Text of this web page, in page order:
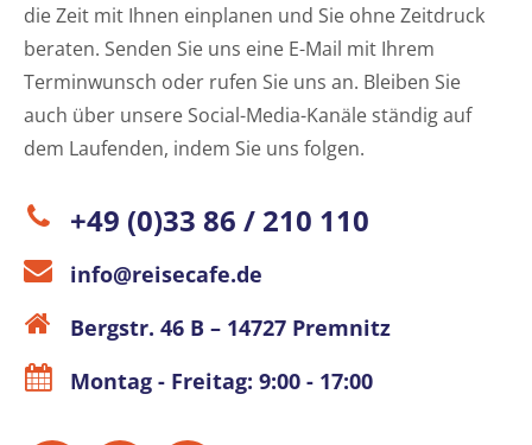
die Zeit mit Ihnen einplanen und Sie ohne Zeitdruck
beraten. Senden Sie uns eine E-Mail mit Ihrem
Terminwunsch oder rufen Sie uns an. Bleiben Sie
auch über unsere Social-Media-Kanäle ständig auf
dem Laufenden, indem Sie uns folgen.
+49 (0)33 86 / 210 110
info@reisecafe.de
Bergstr. 46 B – 14727 Premnitz
Montag - Freitag: 9:00 - 17:00